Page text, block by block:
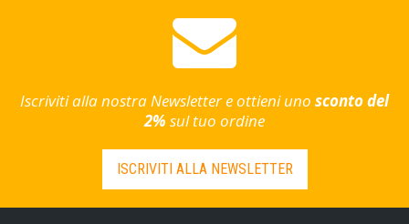
Iscriviti alla nostra Newsletter e ottieni uno sconto del
2% sul tuo ordine
ISCRIVITI ALLA NEWSLETTER